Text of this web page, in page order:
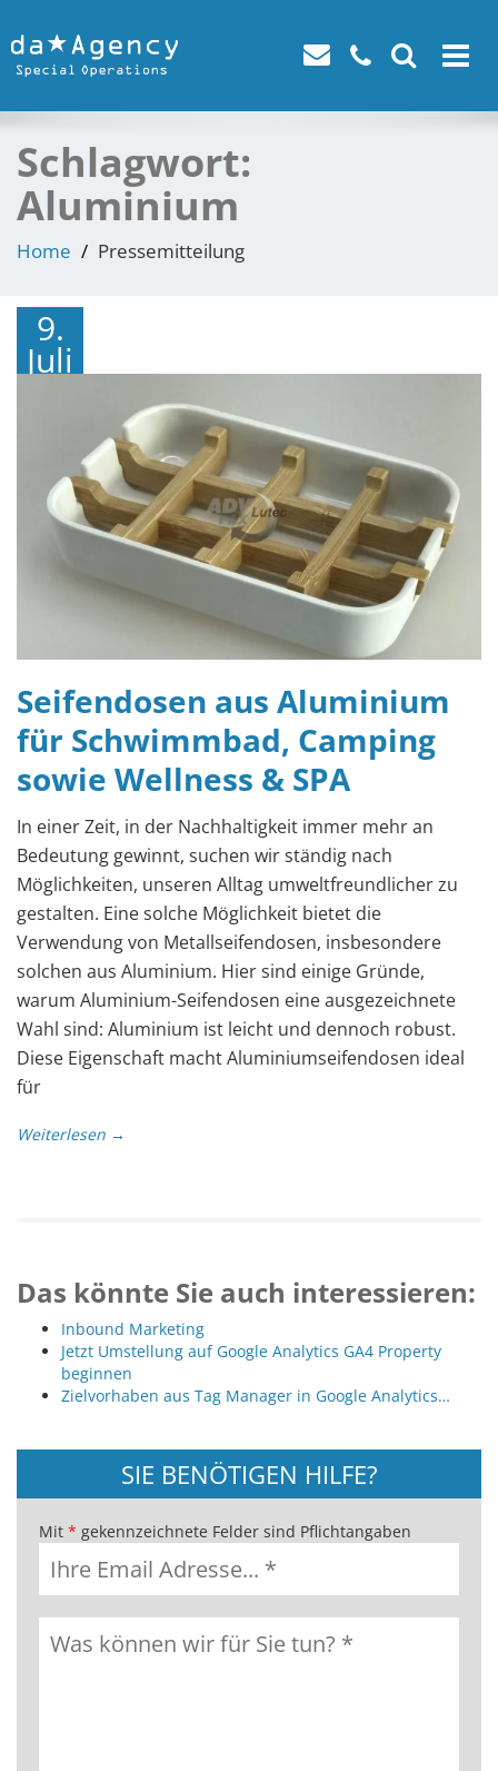
Toggle
Schlagwort:
Aluminium
Home Pressemitteilung
9.
Juli
Seifendosen aus Aluminium
für Schwimmbad, Camping
sowie Wellness & SPA
In einer Zeit, in der Nachhaltigkeit immer mehr an
Bedeutung gewinnt, suchen wir ständig nach
Möglichkeiten, unseren Alltag umweltfreundlicher zu
gestalten. Eine solche Möglichkeit bietet die
Verwendung von Metallseifendosen, insbesondere
solchen aus Aluminium. Hier sind einige Gründe,
warum Aluminium-Seifendosen eine ausgezeichnete
Wahl sind: Aluminium ist leicht und dennoch robust.
Diese Eigenschaft macht Aluminiumseifendosen ideal
für
Weiterlesen →
Das könnte Sie auch interessieren:
Inbound Marketing
Jetzt Umstellung auf Google Analytics GA4 Property
beginnen
Zielvorhaben aus Tag Manager in Google Analytics…
SIE BENÖTIGEN HILFE?
Mit * gekennzeichnete Felder sind Pflichtangaben